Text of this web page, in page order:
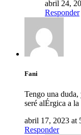
abril 24,
Responder
Fani
Tengo una
seré alÉrgica a
abril 17, 2023 at
Responder